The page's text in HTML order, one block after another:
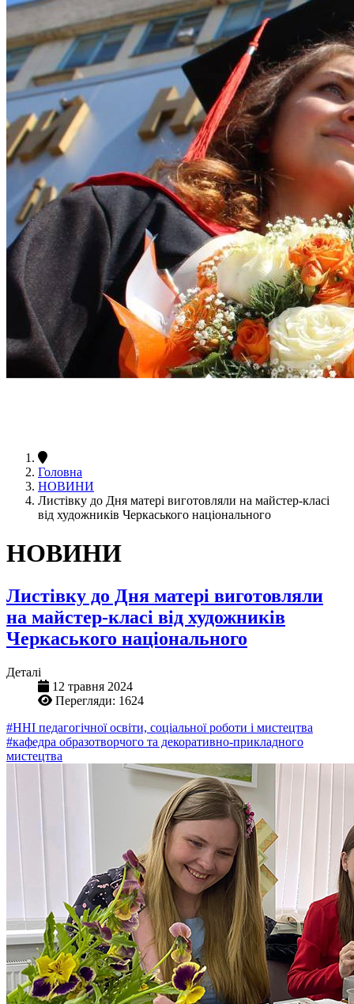
Головна
НОВИНИ
Листівку до Дня матері виготовляли на майстер-класі
від художників Черкаського національного
НОВИНИ
Листівку до Дня матері виготовляли
на майстер-класі від художників
Черкаського національного
Деталі
12 травня 2024
Перегляди: 1624
#ННІ педагогічної освіти, соціальної роботи і мистецтва
#кафедра образотворчого та декоративно-прикладного
мистецтва